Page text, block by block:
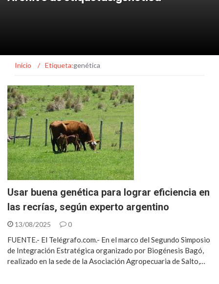
Inicio / Etiqueta:genética
Usar buena genética para lograr eficiencia en
las recrías, según experto argentino
13/08/2025 0
FUENTE.- El Telégrafo.com.- En el marco del Segundo Simposio
de Integración Estratégica organizado por Biogénesis Bagó,
realizado en la sede de la Asociación Agropecuaria de Salto,…